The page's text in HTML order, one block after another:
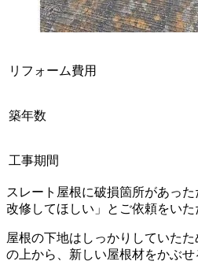
リフォーム費用
築年数
工事期間
スレート屋根に破損箇所があった
改修してほしい」とご依頼をいた
屋根の下地はしっかりしていた
の上から、新しい屋根材をかぶせ